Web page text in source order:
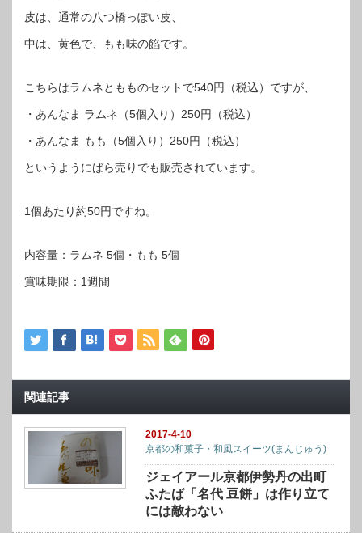
皮は、通常の八つ橋っぽい皮、
中は、黄色で、もも味の餡です。
こちらはラムネともものセットで540円（税込）ですが、
・あんなま ラムネ（5個入り）250円（税込）
・あんなま もも（5個入り）250円（税込）
というようにばら売りでも販売されています。
1個あたり約50円ですね。
内容量：ラムネ 5個・もも 5個
賞味期限：1週間
関連記事
2017-4-10
京都の和菓子・和風スイーツ(まんじゅう)
ジェイアール京都伊勢丹の出町
ふたば「名代 豆餅」は作り立て
には敵わない